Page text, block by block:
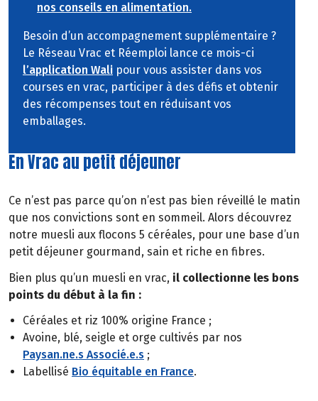
nos conseils en alimentation.
Besoin d’un accompagnement supplémentaire ?
Le Réseau Vrac et Réemploi lance ce mois-ci
l’application Wali pour vous assister dans vos
courses en vrac, participer à des défis et obtenir
des récompenses tout en réduisant vos
emballages.
En Vrac au petit déjeuner
Ce n’est pas parce qu’on n’est pas bien réveillé le matin
que nos convictions sont en sommeil. Alors découvrez
notre muesli aux flocons 5 céréales, pour une base d’un
petit déjeuner gourmand, sain et riche en fibres.
Bien plus qu’un muesli en vrac, il collectionne les bons
points du début à la fin :
Céréales et riz 100% origine France ;
Avoine, blé, seigle et orge cultivés par nos
Paysan.ne.s Associé.e.s ;
Labellisé Bio équitable en France.